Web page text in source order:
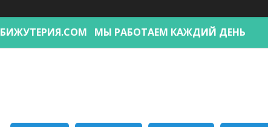
БИЖУТЕРИЯ.COM МЫ РАБОТАЕМ КАЖДИЙ